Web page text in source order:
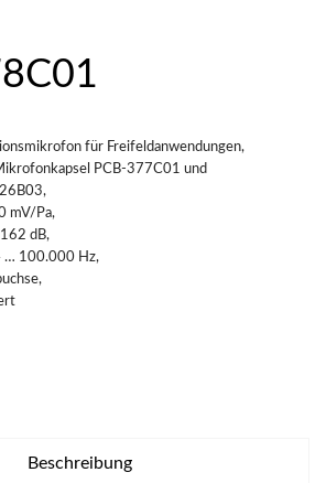
für Freifeldanwendungen,
PCB-377C01 und
mV/Pa,
dB,
… 100.000 Hz,
Beschreibung